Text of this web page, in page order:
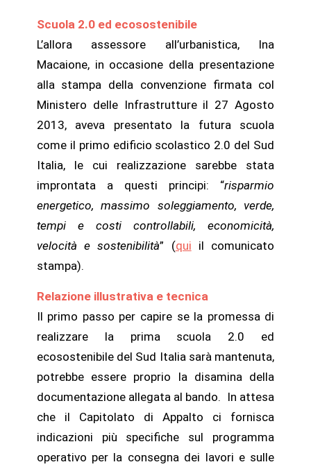
Scuola 2.0 ed ecosostenibile
L’allora assessore all’urbanistica, Ina
Macaione, in occasione della presentazione
alla stampa della convenzione firmata col
Ministero delle Infrastrutture il 27 Agosto
2013, aveva presentato la futura scuola
come il primo edificio scolastico 2.0 del Sud
Italia, le cui realizzazione sarebbe stata
improntata a questi principi: “risparmio
energetico, massimo soleggiamento, verde,
tempi e costi controllabili, economicità,
velocità e sostenibilità” (qui il comunicato
stampa).
Relazione illustrativa e tecnica
Il primo passo per capire se la promessa di
realizzare la prima scuola 2.0 ed
ecosostenibile del Sud Italia sarà mantenuta,
potrebbe essere proprio la disamina della
documentazione allegata al bando. In attesa
che il Capitolato di Appalto ci fornisca
indicazioni più specifiche sul programma
operativo per la consegna dei lavori e sulle